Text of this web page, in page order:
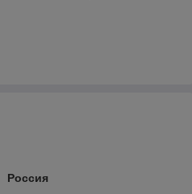
Россия